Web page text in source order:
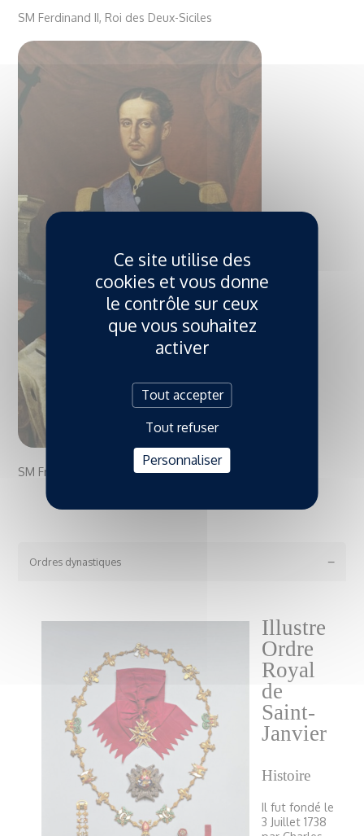
SM Ferdinand II, Roi des Deux-Siciles
SM François II, Roi des Deux Siciles
Ordres dynastiques
Illustre
Ordre
Royal
de
Saint-
Janvier
Histoire
Il fut fondé le
3 Juillet 1738
Ce site utilise des
cookies et vous donne
le contrôle sur ceux
que vous souhaitez
activer
Tout accepter
Tout refuser
Personnaliser